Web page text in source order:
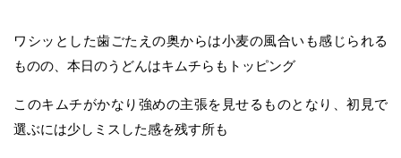
ワシッとした歯ごたえの奥からは小麦の風合いも感じられる
ものの、本日のうどんはキムチらもトッピング
このキムチがかなり強めの主張を見せるものとなり、初見で
選ぶには少しミスした感を残す所も